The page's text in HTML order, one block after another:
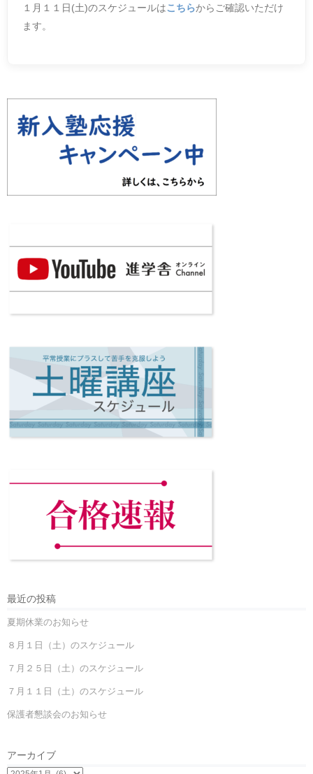
１月１１日(土)のスケジュールはこちらからご確認いただけ
ます。
最近の投稿
夏期休業のお知らせ
８月１日（土）のスケジュール
７月２５日（土）のスケジュール
７月１１日（土）のスケジュール
保護者懇談会のお知らせ
アーカイブ